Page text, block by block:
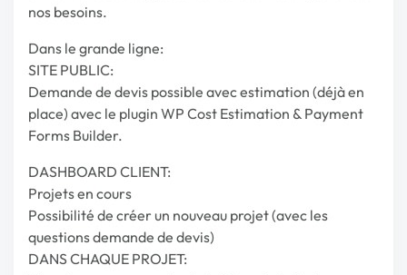
nos besoins.
Dans le grande ligne:
SITE PUBLIC:
Demande de devis possible avec estimation (déjà en
place) avec le plugin WP Cost Estimation & Payment
Forms Builder.
DASHBOARD CLIENT:
Projets en cours
Possibilité de créer un nouveau projet (avec les
questions demande de devis)
DANS CHAQUE PROJET: